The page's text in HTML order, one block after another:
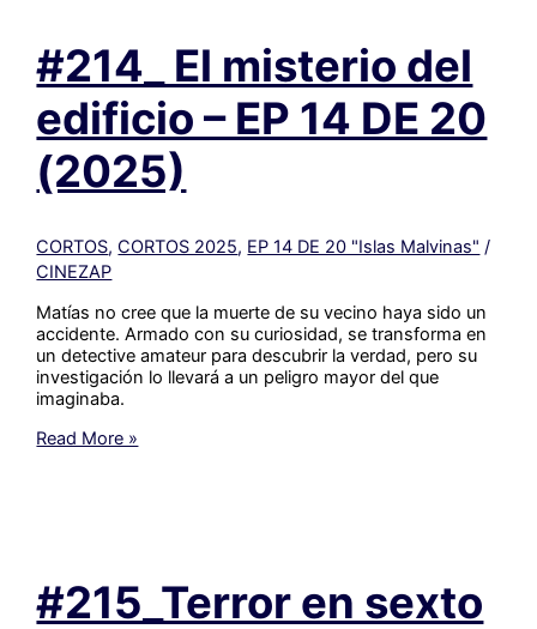
21
(2025)
#214_ El misterio del
edificio – EP 14 DE 20
(2025)
CORTOS,CORTOS 2025, EP 14 DE 20 "Islas Malvinas" /
CINEZAP
Matías no cree que la muerte de su vecino haya sido un
accidente. Armado con su curiosidad, se transforma en
un detective amateur para descubrir la verdad, pero su
investigación lo llevará a un peligro mayor del que
imaginaba.
#214_
14
DE
Read More »
#215_Terror en sexto